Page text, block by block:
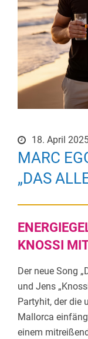
18. April
MARC
„DAS
KNOSSI
Der neue Song
und Jens
Partyhit, der die
Mallorca
einem